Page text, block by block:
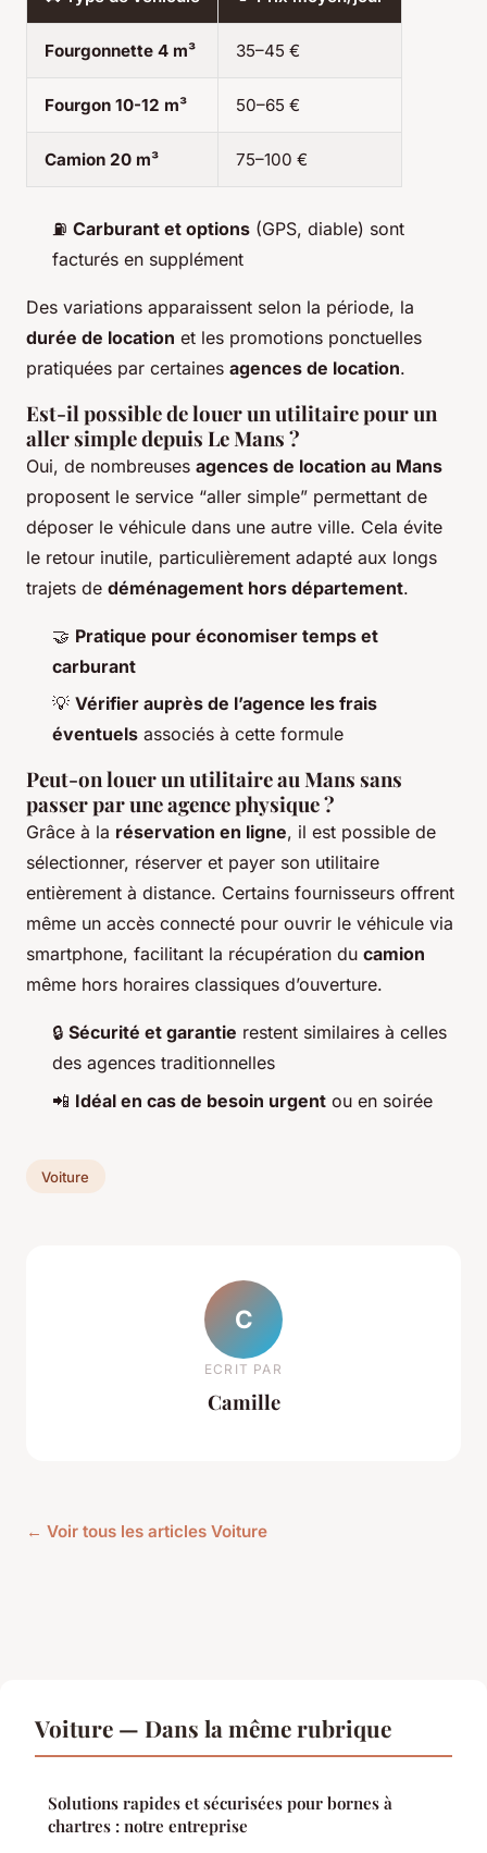
Fourgonnette 4 m³ 35–45 €
Fourgon 10-12 m³ 50–65 €
Camion 20 m³ 75–100 €
⛽ Carburant et options (GPS, diable) sont
facturés en supplément
Des variations apparaissent selon la période, la
durée de location et les promotions ponctuelles
pratiquées par certaines agences de location.
Est-il possible de louer un utilitaire pour un
aller simple depuis Le Mans ?
Oui, de nombreuses agences de location au Mans
proposent le service “aller simple” permettant de
déposer le véhicule dans une autre ville. Cela évite
le retour inutile, particulièrement adapté aux longs
trajets de déménagement hors département.
🤝 Pratique pour économiser temps et
carburant
💡 Vérifier auprès de l’agence les frais
éventuels associés à cette formule
Peut-on louer un utilitaire au Mans sans
passer par une agence physique ?
Grâce à la réservation en ligne, il est possible de
sélectionner, réserver et payer son utilitaire
entièrement à distance. Certains fournisseurs offrent
même un accès connecté pour ouvrir le véhicule via
smartphone, facilitant la récupération du camion
même hors horaires classiques d’ouverture.
🔒 Sécurité et garantie restent similaires à celles
des agences traditionnelles
📲 Idéal en cas de besoin urgent ou en soirée
Voiture
C
ECRIT PAR
Camille
← Voir tous les articles Voiture
Voiture — Dans la même rubrique
Solutions rapides et sécurisées pour bornes à
chartres : notre entreprise